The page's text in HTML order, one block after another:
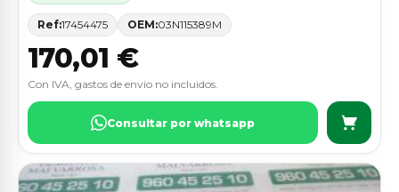
Ref:17454475 OEM:03N115389M
170,01 €
Con IVA, gastos de envio no incluidos.
Consultar por whatsapp